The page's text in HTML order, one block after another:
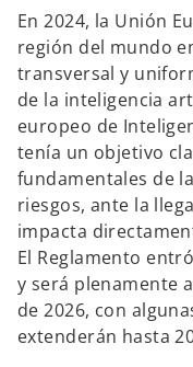
a
p
s
a
a
u
e
v
a
En 2024, la Unión
región del mundo
transversal y
de la inteligencia
europeo de
tenía un objetivo
fundamentales de
riesgos, ante la
impacta
El Reglamento
y será plenamente
de 2026, con
extenderán hasta